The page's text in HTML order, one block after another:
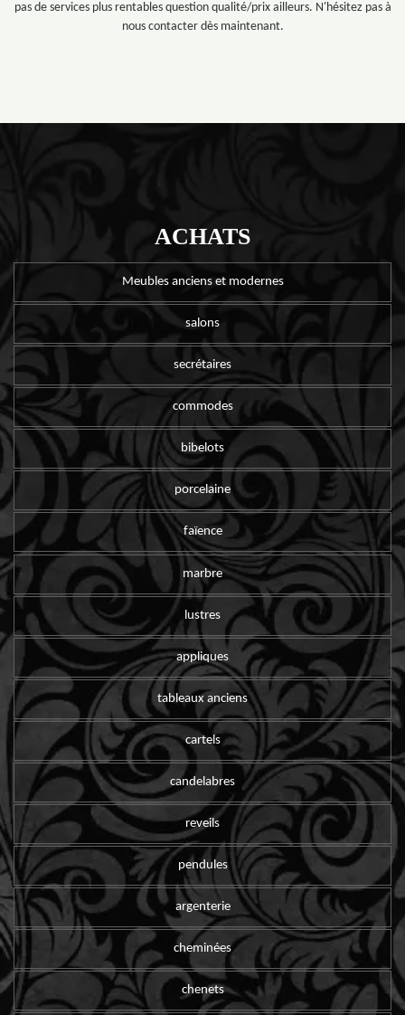
pas de services plus rentables question qualité/prix ailleurs. N'hésitez pas à
nous contacter dès maintenant.
ACHATS
Meubles anciens et modernes
salons
secrétaires
commodes
bibelots
porcelaine
faïence
marbre
lustres
appliques
tableaux anciens
cartels
candelabres
reveils
pendules
argenterie
cheminées
chenets